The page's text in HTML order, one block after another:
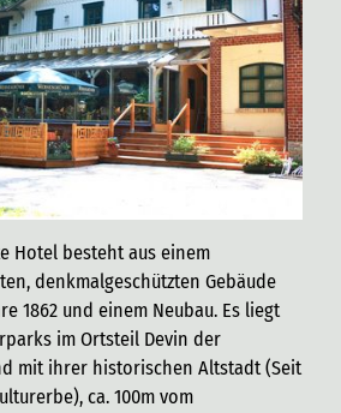
Hotel besteht aus einem
denkmalgeschützten Gebäude
1862 und einem Neubau. Es liegt
im Ortsteil Devin der
mit ihrer historischen Altstadt (Seit
ca. 100m vom